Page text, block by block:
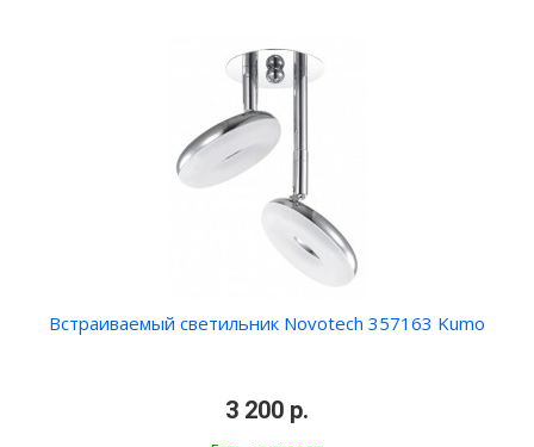
Встраиваемый светильник Novotech 357163 Kumo
3 200 р.